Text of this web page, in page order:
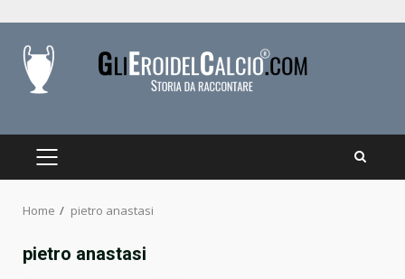
content
PRIMARY
Home pietro anastasi
pietro anastasi